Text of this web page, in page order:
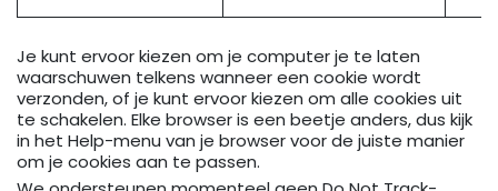
Je kunt ervoor kiezen om je computer je te laten
waarschuwen telkens wanneer een cookie wordt
verzonden, of je kunt ervoor kiezen om alle cookies uit
te schakelen. Elke browser is een beetje anders, dus kijk
in het Help-menu van je browser voor de juiste manier
om je cookies aan te passen.